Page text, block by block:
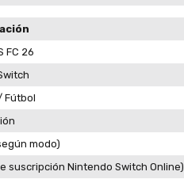
FC 26
Fútbol
modo)
suscripción Nintendo Switch Online)